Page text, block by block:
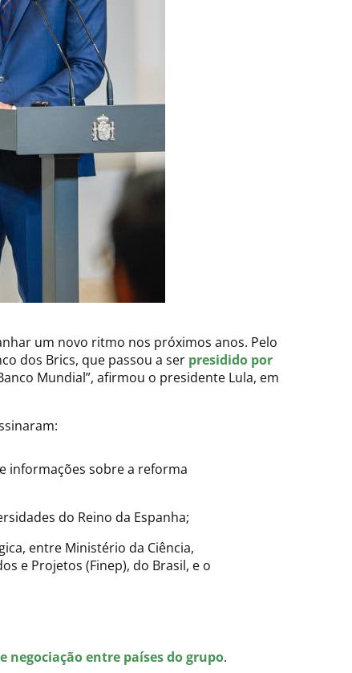
um novo ritmo nos próximos anos. Pelo
dos Brics, que passou a ser presidido por
Mundial”, afirmou o presidente Lula, em
informações sobre a reforma
do Reino da Espanha;
entre Ministério da Ciência,
e Projetos (Finep), do Brasil, e o
negociação entre países do grupo.